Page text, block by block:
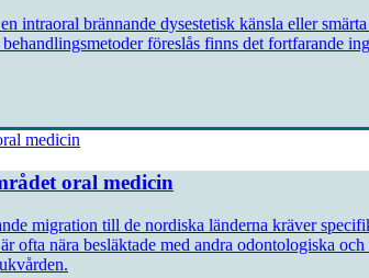
intraoral brännande dysestetisk känsla eller
föreslås finns det fortfarande
oral medicin
migration till de nordiska länderna kräver
ofta nära besläktade med andra odontologiska